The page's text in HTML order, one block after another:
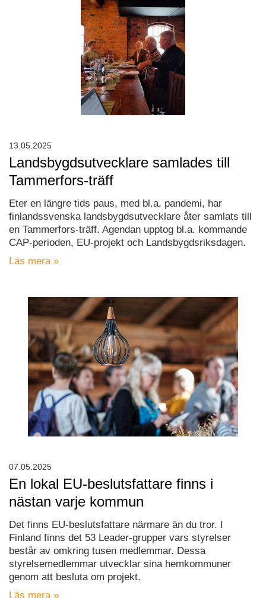
Landsbygdsutvecklare samlades till
Tammerfors-träff
Eter en längre tids paus, med bl.a. pandemi, har
finlandssvenska landsbygdsutvecklare åter samlats till
en Tammerfors-träff. Agendan upptog bl.a. kommande
CAP-perioden, EU-projekt och Landsbygdsriksdagen.
Läs mera »
13.05.2025
En lokal EU-beslutsfattare finns i
nästan varje kommun
Det finns EU-beslutsfattare närmare än du tror. I
Finland finns det 53 Leader-grupper vars styrelser
består av omkring tusen medlemmar. Dessa
styrelsemedlemmar utvecklar sina hemkommuner
genom att besluta om projekt.
Läs mera »
07.05.2025